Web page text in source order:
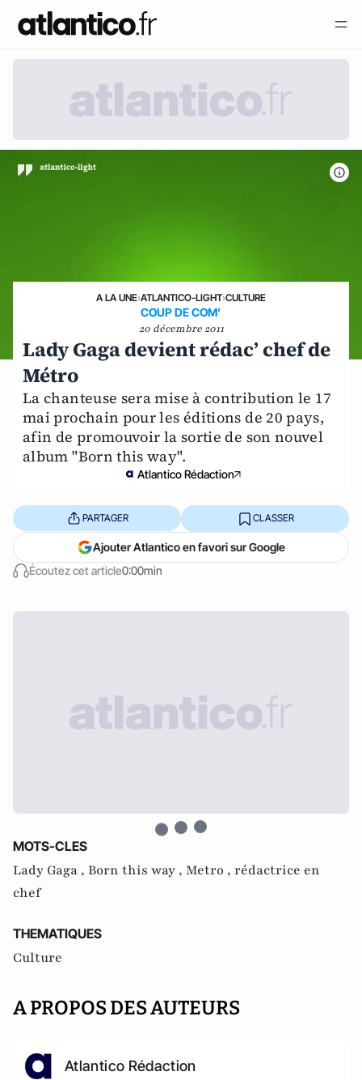
A LA UNE›ATLANTICO-LIGHT›CULTURE
COUP DE COM’
20 décembre 2011
Lady Gaga devient rédac’ chef de
Métro
La chanteuse sera mise à contribution le 17
mai prochain pour les éditions de 20 pays,
afin de promouvoir la sortie de son nouvel
album "Born this way".
Atlantico Rédaction
Écoutez cet article0:00min
PARTAGER CLASSER
Ajouter Atlantico en favori sur Google
MOTS-CLES
Lady Gaga , Born this way , Metro , rédactrice en
chef
THEMATIQUES
Culture
A PROPOS DES AUTEURS
Atlantico Rédaction